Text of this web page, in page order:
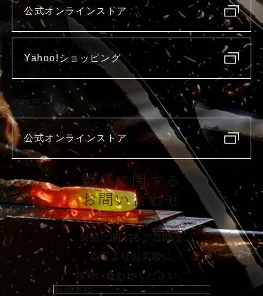
公式オンラインストア
Yahoo!ショッピング
庖斬巴
公式オンラインストア
製品に関する
お問い合わせ
製品に関するご質問は
以下よりお気軽に
お問い合わせください。
新潟本社